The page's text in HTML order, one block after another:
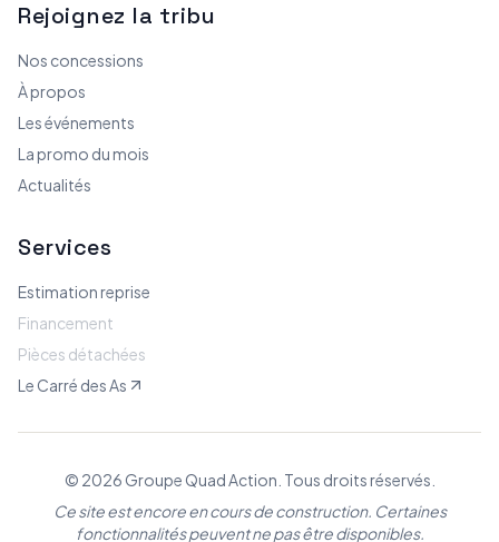
Rejoignez la tribu
Nos concessions
À propos
Les événements
La promo du mois
Actualités
Services
Estimation reprise
Financement
Pièces détachées
Le Carré des As
© 2026 Groupe Quad Action. Tous droits réservés.
Ce site est encore en cours de construction. Certaines
fonctionnalités peuvent ne pas être disponibles.